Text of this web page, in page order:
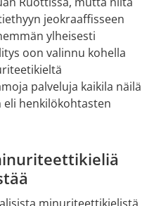
jeokraaffisseen
ylheisesti
oon valinnu kohella
palveluja kaikila näilä
henkilökohtasten